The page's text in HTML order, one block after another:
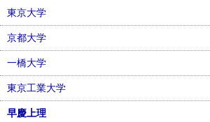
東京大学
京都大学
一橋大学
東京工業大学
早慶上理